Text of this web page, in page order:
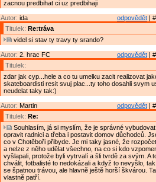
zacnou predbihat ci uz predbihaji
odpovědět |
Autor: ida
Titulek: Re:tráva
videl si stav ty travy ty srando?
odpovědět |
Autor: 2. hrac FC
Titulek:
zdar jak cyp...hele a co tu umelku zacit realizovat
skateboardisti resit svuj plac...ty toho dosahli svym
neudelat taky tak:)
odpovědět |
Autor: Martin
Titulek: Re:
Souhlasím, já si myslím, že je správné
opravit radnici a třeba i postavit domov důchodců.
co v Chotěboři přibyde. Je mi taky jasné, že
a nelze z něho udělat všechno, na co si kdo
vyšlapali, protože byli vytrvalí a šli tvrdě za svým. A
chválit, fotbalisté to nedokázali a když to nevyšlo,
se špatnou trávou, ale hlavně ještě horší škvárou.
vlastně patří.